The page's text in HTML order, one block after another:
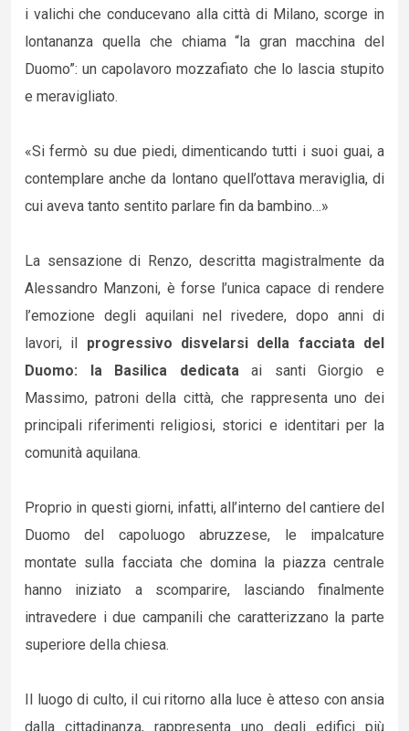
i valichi che conducevano alla città di Milano, scorge in
lontananza quella che chiama “la gran macchina del
Duomo”: un capolavoro mozzafiato che lo lascia stupito
e meravigliato.
«Si fermò su due piedi, dimenticando tutti i suoi guai, a
contemplare anche da lontano quell’ottava meraviglia, di
cui aveva tanto sentito parlare fin da bambino…»
La sensazione di Renzo, descritta magistralmente da
Alessandro Manzoni, è forse l’unica capace di rendere
l’emozione degli aquilani nel rivedere, dopo anni di
lavori, il progressivo disvelarsi della facciata del
Duomo: la Basilica dedicataai santi Giorgio e
Massimo, patroni della città, che rappresenta uno dei
principali riferimenti religiosi, storici e identitari per la
comunità aquilana.
Proprio in questi giorni, infatti, all’interno del cantiere del
Duomo del capoluogo abruzzese, le impalcature
montate sulla facciata che domina la piazza centrale
hanno iniziato a scomparire, lasciando finalmente
intravedere i due campanili che caratterizzano la parte
superiore della chiesa.
Il luogo di culto, il cui ritorno alla luce è atteso con ansia
dalla cittadinanza, rappresenta uno degli edifici più